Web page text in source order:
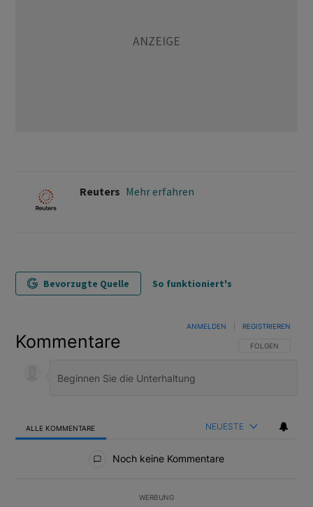
Reuters Mehr erfahren
Bevorzugte Quelle So funktioniert's
Kommentare FOLGE DIESER
FOLGEN
ANMELDEN REGISTRIEREN
ALLE KOMMENTARE NEUESTE
Noch keine Kommentare
WERBUNG